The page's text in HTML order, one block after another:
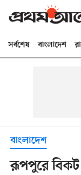
সর্বশেষ বাংলাদেশ
বাংলাদেশ
রূপপুরে বিকট